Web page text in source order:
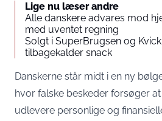
Lige nu læser andre
Alle danskere advares mod
med uventet regning
Solgt i SuperBrugsen og
tilbagekalder snack
Danskerne står midt i en ny
hvor falske beskeder forsøger
udlevere personlige og